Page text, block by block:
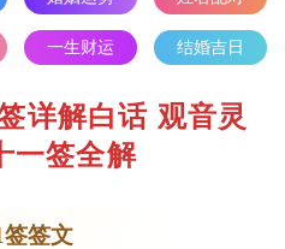
一生财运 结婚吉日
详解白话 观音灵
一签全解
签文